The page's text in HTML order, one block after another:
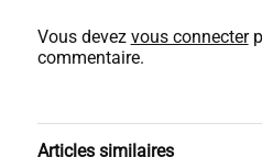
Vous devez vous connecter
commentaire.
Articles similaires